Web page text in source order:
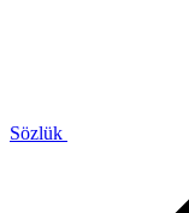
Sözlük